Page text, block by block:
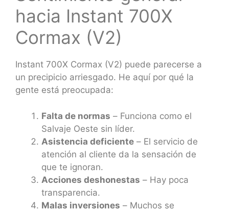
hacia Instant 700X
Cormax (V2)
Instant 700X Cormax (V2) puede parecerse a
un precipicio arriesgado. He aquí por qué la
gente está preocupada:
Falta de normas – Funciona como el
Salvaje Oeste sin líder.
Asistencia deficiente – El servicio de
atención al cliente da la sensación de
que te ignoran.
Acciones deshonestas – Hay poca
transparencia.
Malas inversiones – Muchos se